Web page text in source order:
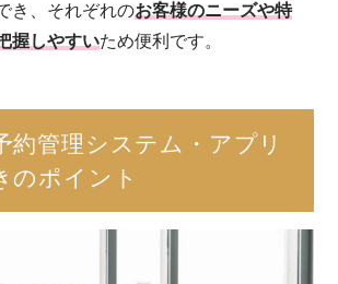
き、それぞれのお客様のニーズや特
握しやすいため便利です。
約管理システム・アプリ
のポイント